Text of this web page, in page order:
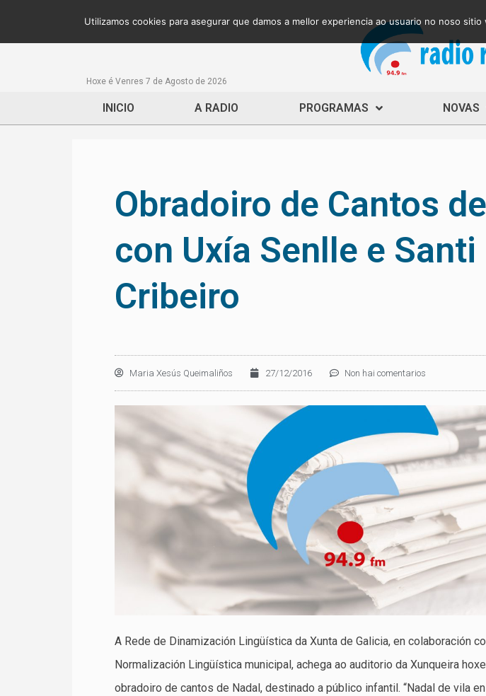
Hoxe é Venres 7 de Agosto de 2026
INICIO A RADIO PROGRAMAS NOVAS
Obradoiro de Cantos
con Uxía Senlle e Santi
Cribeiro
Maria Xesús Queimaliños 27/12/2016 Non hai comentarios
A Rede de Dinamización Lingüística da Xunta de Galicia, en colaboración
Normalización Lingüística municipal, achega ao auditorio da Xunqueira
obradoiro de cantos de Nadal, destinado a público infantil. “Nadal de vila
Utilizamos cookies para asegurar que damos a mellor experiencia ao usuario no noso